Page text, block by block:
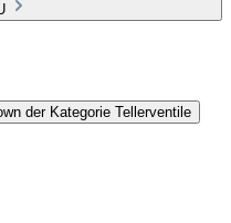
der Kategorie Tellerventile